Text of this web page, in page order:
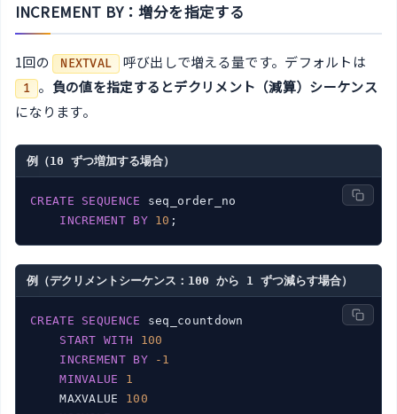
INCREMENT BY：増分を指定する
1回の NEXTVAL 呼び出しで増える量です。デフォルトは
1 。 負の値を指定するとデクリメント（減算）シーケンス
になります。
例（10 ずつ増加する場合）
CREATE SEQUENCE
seq_order_no
INCREMENT
BY 10
例（デクリメントシーケンス：100 から 1 ずつ減らす場合）
CREATE SEQUENCE
seq_countdown
START
WITH
100
INCREMENT
BY
-1
MINVALUE
1
    MAXVALUE
100